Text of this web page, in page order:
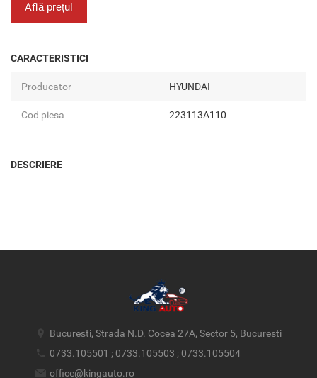
Află prețul
CARACTERISTICI
Producator HYUNDAI
Cod piesa 223113A110
DESCRIERE
București, Strada N.D. Cocea 27A, Sector 5, Bucuresti
0733.105501 ; 0733.105503 ; 0733.105504
office@kingauto.ro